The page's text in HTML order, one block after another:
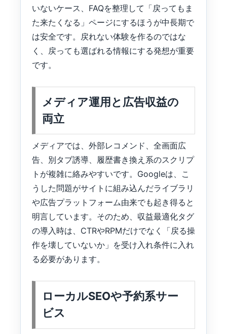
いないケース、FAQを整理して「戻ってもま
た来たくなる」ページにするほうが中長期で
は安全です。戻れない体験を作るのではな
く、戻っても選ばれる情報にする発想が重要
です。
メディア運用と広告収益の
両立
メディアでは、外部レコメンド、全画面広
告、別タブ誘導、履歴書き換え系のスクリプ
トが複雑に絡みやすいです。Googleは、こ
うした問題がサイトに組み込んだライブラリ
や広告プラットフォーム由来でも起き得ると
明言しています。そのため、収益最適化タグ
の導入時は、CTRやRPMだけでなく「戻る操
作を壊していないか」を受け入れ条件に入れ
る必要があります。
ローカルSEOや予約系サー
ビス